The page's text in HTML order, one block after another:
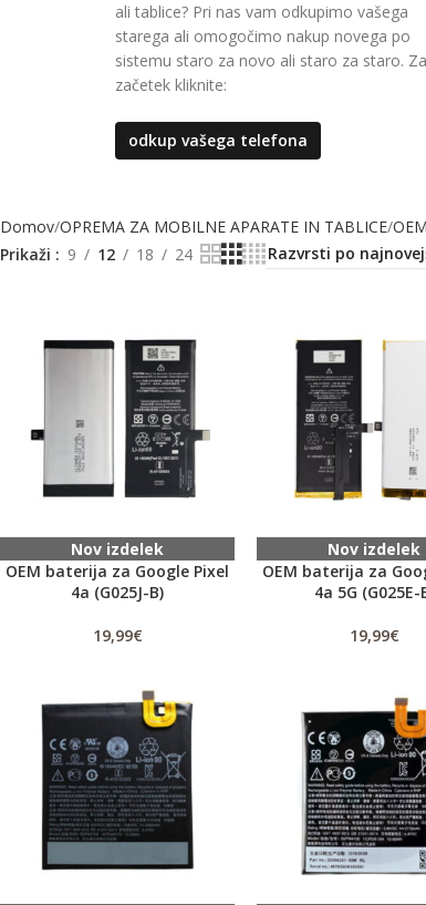
ali tablice? Pri nas vam odkupimo vašega
starega ali omogočimo nakup novega po
sistemu staro za novo ali staro za staro. Za
začetek kliknite:
odkup vašega telefona
Domov OPREMA ZA MOBILNE APARATE IN TABLICE
Prikaži
9 12 18 24
Nov izdelek
OEM baterija za Google Pixel
4a (G025J-B)
19,99€
Nov izdelek
OEM baterija za
4a 5G (G025E-
19,99€